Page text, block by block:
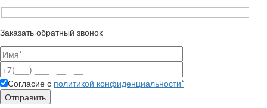
Заказать обратный звонок
Согласие с политикой конфиденциальности*